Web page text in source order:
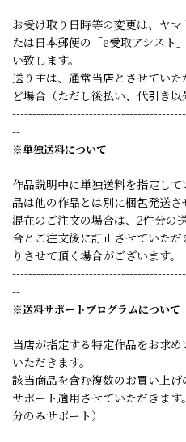
お受け取り日時等の変更は、ヤ
たは日本郵便の「e受取アシスト
い致します。
送り主は、通常当店とさせてい
ど場合（ただし後払い、代引き以
--
※単独送料について
作品説明中に単独送料を指定し
品は他の作品とは別に梱包発送さ
混在のご注文の場合は、2件分の
合とご注文後に訂正させていた
りさせて頂く場合がございます。
--
※送料サポートプログラムについて
当店が指定する特定作品をお求
いただきます。
該当商品を含む複数のお買い上
サポート適用させていただきま
分のみサポート）